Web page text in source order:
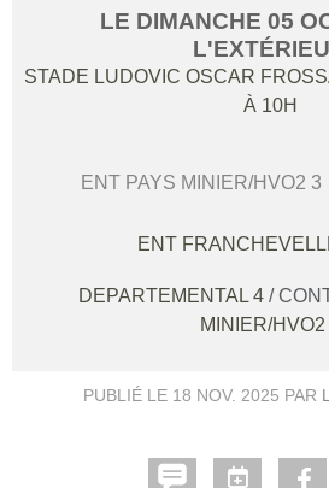
LE DIMANCHE 05
STADE LUDOVIC OSCAR
À 10H
ENT PAYS MINIER/HVO2 3
ENT
DEPARTEMENTAL 4 /
MINIER/HVO2
PUBLIÉ LE 18 NOV. 2025 PAR